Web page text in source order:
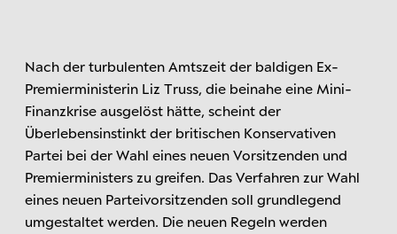
Nach der turbulenten Amtszeit der baldigen Ex-
Premierministerin Liz Truss, die beinahe eine Mini-
Finanzkrise ausgelöst hätte, scheint der
Überlebensinstinkt der britischen Konservativen
Partei bei der Wahl eines neuen Vorsitzenden und
Premierministers zu greifen. Das Verfahren zur Wahl
eines neuen Parteivorsitzenden soll grundlegend
umgestaltet werden. Die neuen Regeln werden